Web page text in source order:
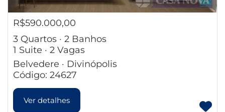
R$590.000,00
3 Quartos · 2 Banhos
1 Suite · 2 Vagas
Belvedere · Divinópolis
Código: 24627
Ver detalhes